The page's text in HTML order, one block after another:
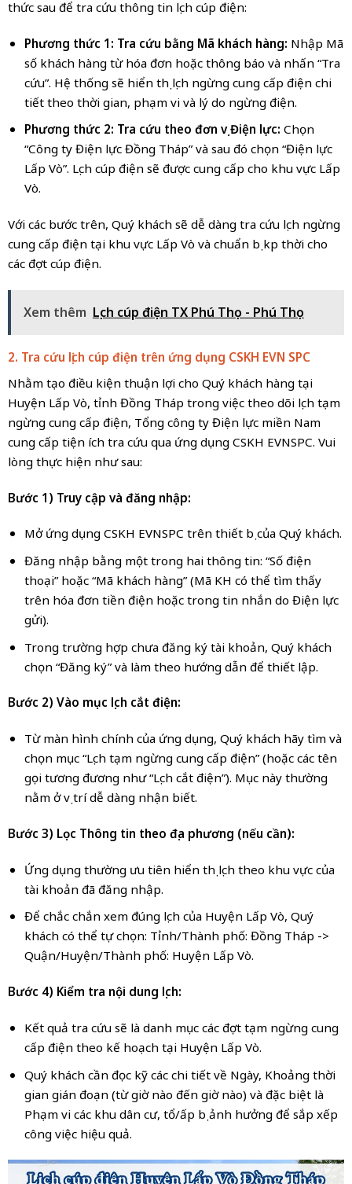
thức sau để tra cứu thông tin lịch cúp điện:
Phương thức 1: Tra cứu bằng Mã khách hàng: Nhập Mã
số khách hàng từ hóa đơn hoặc thông báo và nhấn “Tra
cứu”. Hệ thống sẽ hiển thị lịch ngừng cung cấp điện chi
tiết theo thời gian, phạm vi và lý do ngừng điện.
Phương thức 2: Tra cứu theo đơn vị Điện lực: Chọn
“Công ty Điện lực Đồng Tháp” và sau đó chọn “Điện lực
Lấp Vò”. Lịch cúp điện sẽ được cung cấp cho khu vực Lấp
Vò.
Với các bước trên, Quý khách sẽ dễ dàng tra cứu lịch ngừng
cung cấp điện tại khu vực Lấp Vò và chuẩn bị kịp thời cho
các đợt cúp điện.
Xem thêm Lịch cúp điện TX Phú Thọ - Phú Thọ
2. Tra cứu lịch cúp điện trên ứng dụng CSKH EVN SPC
Nhằm tạo điều kiện thuận lợi cho Quý khách hàng tại
Huyện Lấp Vò, tỉnh Đồng Tháp trong việc theo dõi lịch tạm
ngừng cung cấp điện, Tổng công ty Điện lực miền Nam
cung cấp tiện ích tra cứu qua ứng dụng CSKH EVNSPC. Vui
lòng thực hiện như sau:
Bước 1) Truy cập và đăng nhập:
Mở ứng dụng CSKH EVNSPC trên thiết bị của Quý khách.
Đăng nhập bằng một trong hai thông tin: “Số điện
thoại” hoặc “Mã khách hàng” (Mã KH có thể tìm thấy
trên hóa đơn tiền điện hoặc trong tin nhắn do Điện lực
gửi).
Trong trường hợp chưa đăng ký tài khoản, Quý khách
chọn “Đăng ký” và làm theo hướng dẫn để thiết lập.
Bước 2) Vào mục lịch cắt điện:
Từ màn hình chính của ứng dụng, Quý khách hãy tìm và
chọn mục “Lịch tạm ngừng cung cấp điện” (hoặc các tên
gọi tương đương như “Lịch cắt điện”). Mục này thường
nằm ở vị trí dễ dàng nhận biết.
Bước 3) Lọc Thông tin theo địa phương (nếu cần):
Ứng dụng thường ưu tiên hiển thị lịch theo khu vực của
tài khoản đã đăng nhập.
Để chắc chắn xem đúng lịch của Huyện Lấp Vò, Quý
khách có thể tự chọn: Tỉnh/Thành phố: Đồng Tháp ->
Quận/Huyện/Thành phố: Huyện Lấp Vò.
Bước 4) Kiểm tra nội dung lịch:
Kết quả tra cứu sẽ là danh mục các đợt tạm ngừng cung
cấp điện theo kế hoạch tại Huyện Lấp Vò.
Quý khách cần đọc kỹ các chi tiết về Ngày, Khoảng thời
gian gián đoạn (từ giờ nào đến giờ nào) và đặc biệt là
Phạm vi các khu dân cư, tổ/ấp bị ảnh hưởng để sắp xếp
công việc hiệu quả.